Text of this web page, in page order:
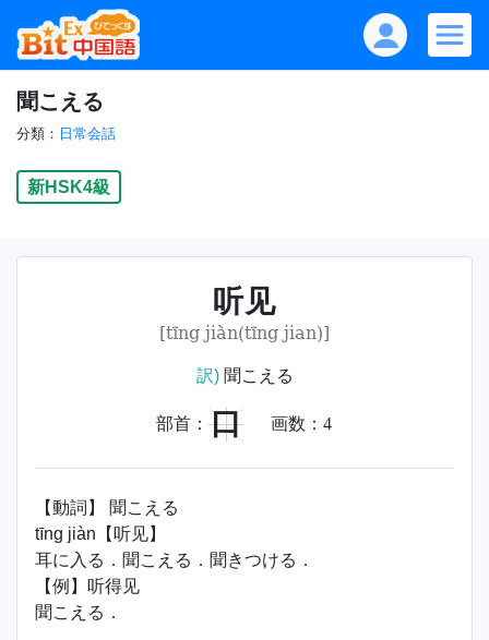
聞こえる
分類： 日常会話
新HSK4級
听见
[tīng jiàn(tīng jian)]
訳)聞こえる
部首： 口 画数： 4
【動詞】 聞こえる
tīng jiàn【听见】
耳に入る．聞こえる．聞きつける．
【例】听得见
聞こえる．